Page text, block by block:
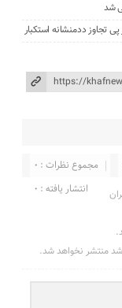
شد
تجاوز ددمنشانه استکبار
مجموع نظرات : ۰
انتشار یافته : ۰
منتشر نخواهد شد.